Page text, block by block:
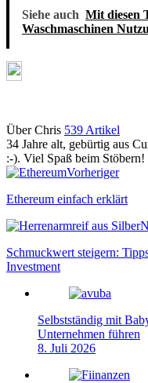
Siehe auch Mit diesen
Waschmaschinen
Über Chris 539 Artikel
34 Jahre alt, gebürtig aus
:-). Viel Spaß beim Stöbern!
Webseite
Vorheriger
Ethereum einfach erklärt
Schmuckwert steigern:
Investment
Selbstständig mit
Unternehmen führen
8. Juli 2026